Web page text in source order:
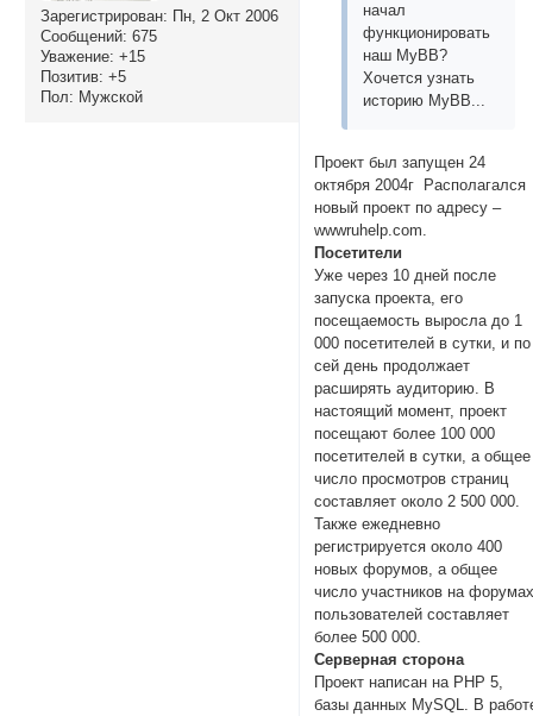
Зарегистрирован: Пн, 2 Окт 2006
Сообщений: 675
Уважение: +15
Позитив: +5
Пол: Мужской
начал
функционировать
наш MyBB?
Хочется узнать
историю MyBB...
Проект был запущен 24
октября 2004г Располагался
новый проект по адресу –
wwwruhelp.com.
Посетители
Уже через 10 дней после
запуска проекта, его
посещаемость выросла до 1
000 посетителей в сутки, и по
сей день продолжает
расширять аудиторию. В
настоящий момент, проект
посещают более 100 000
посетителей в сутки, а общее
число просмотров страниц
составляет около 2 500 000.
Также ежедневно
регистрируется около 400
новых форумов, а общее
число участников на
пользователей составляет
более 500 000.
Серверная сторона
Проект написан на PHP 5,
базы данных MySQL. В